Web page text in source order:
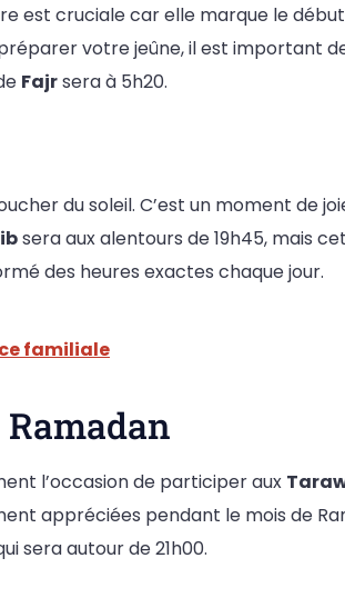
est cruciale car elle marque le
votre jeûne, il est important
Fajrsera à 5h20.
du soleil. C’est un moment de
sera aux alentours de 19h45, mais
des heures exactes chaque jour.
familiale
l’occasion de participer aux
appréciées pendant le mois de
sera autour de 21h00.